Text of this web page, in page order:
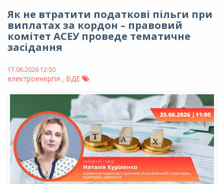
Як не втратити податкові пільги при
виплатах за кордон – правовий
комітет АСЕУ проведе тематичне
засідання
17.06.2026 12:50
електроенергія , ВДЕ